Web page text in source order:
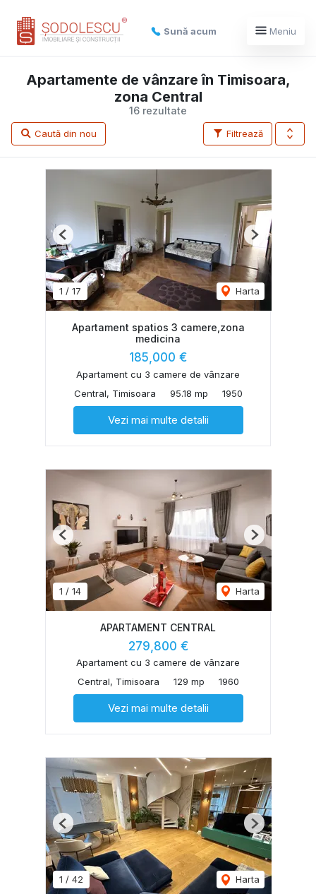
Sună acum Meniu
16 rezultate
Apartamente de vânzare în Timisoara,
zona Central
Filtrează
Caută din nou
1 / 17 Harta
Previous Next
Apartament spatios 3 camere,zona
medicina
185,000 €
Apartament cu 3 camere de vânzare
Central, Timisoara
95.18 mp 1950
Vezi mai multe detalii
1 / 14 Harta
Previous Next
APARTAMENT CENTRAL
279,800 €
Apartament cu 3 camere de vânzare
Central, Timisoara
129 mp 1960
Vezi mai multe detalii
1 / 42 Harta
Previous Next